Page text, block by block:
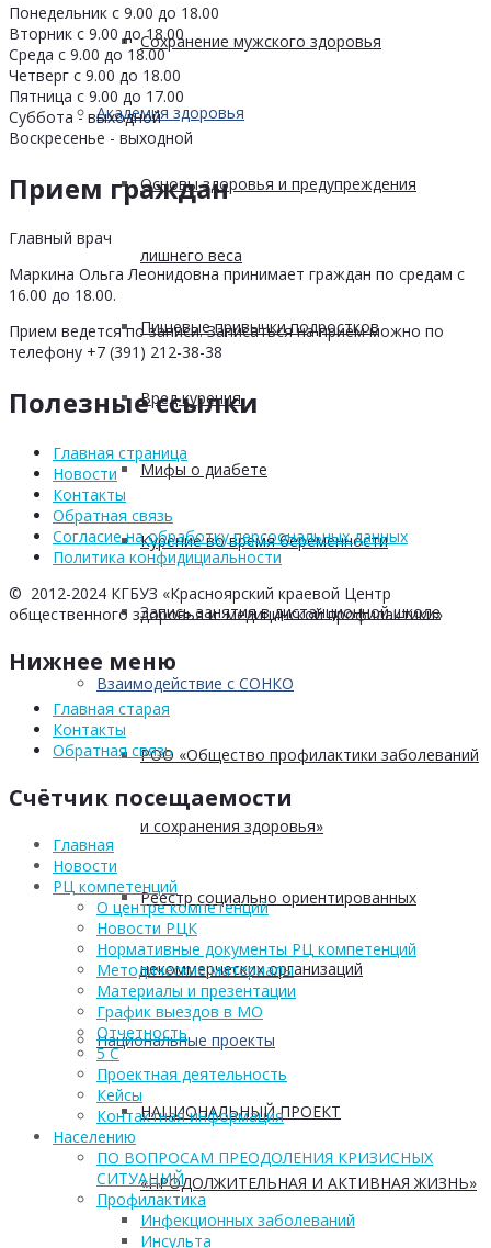
Сохранение мужского здоровья
Академия здоровья
Основы здоровья и предупреждения
лишнего веса
Пищевые привычки подростков
Вред курения
Мифы о диабете
Курение во время беременности
Запись занятия в дистанционной школе
Взаимодействие с СОНКО
РОО «Общество профилактики заболеваний
и сохранения здоровья»
Реестр социально ориентированных
некоммерческих организаций
Национальные проекты
НАЦИОНАЛЬНЫЙ ПРОЕКТ
«ПРОДОЛЖИТЕЛЬНАЯ И АКТИВНАЯ ЖИЗНЬ»
Понедельник с 9.00 до 18.00
Вторник с 9.00 до 18.00
Среда с 9.00 до 18.00
Четверг с 9.00 до 18.00
Пятница с 9.00 до 17.00
Суббота - выходной
Воскресенье - выходной
Прием граждан
Главный врач
Маркина Ольга Леонидовна принимает граждан по средам с
16.00 до 18.00.
Прием ведется по записи. Записаться на прием можно по
телефону +7 (391) 212-38-38
Полезные ссылки
Главная страница
Новости
Контакты
Обратная связь
Согласие на обработку персоональных данных
Политика конфидициальности
© 2012-2024 КГБУЗ «Красноярский краевой Центр
общественного здоровья и медицинской профилактики»
Нижнее меню
Главная старая
Контакты
Обратная связь
Счётчик посещаемости
Главная
Новости
РЦ компетенций
О центре компетенций
Новости РЦК
Нормативные документы РЦ компетенций
Методические материалы
Материалы и презентации
График выездов в МО
Отчетность
5 С
Проектная деятельность
Кейсы
Контактная информация
Населению
ПО ВОПРОСАМ ПРЕОДОЛЕНИЯ КРИЗИСНЫХ
СИТУАЦИЙ
Профилактика
Инфекционных заболеваний
Инсульта